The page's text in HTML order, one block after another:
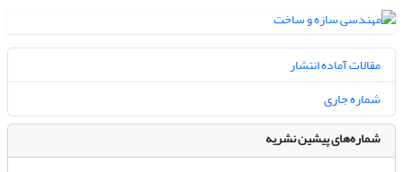
مقالات آماده انتشار
شماره جاری
شماره‌های پیشین نشریه